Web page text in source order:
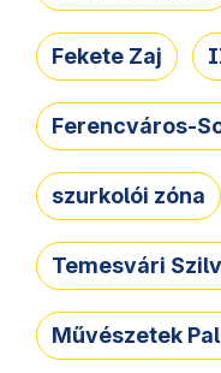
Fekete Zaj
Ferencváros-
szurkolói zóna
Temesvári
Művészetek